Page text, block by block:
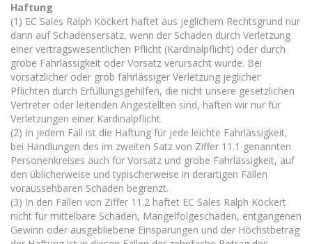
Haftung
(1) EC Sales Ralph Köckert haftet aus jeglichem Rechtsgrund nur
dann auf Schadensersatz, wenn der Schaden durch Verletzung
einer vertragswesentlichen Pflicht (Kardinalpflicht) oder durch
grobe Fahrlässigkeit oder Vorsatz verursacht wurde. Bei
vorsätzlicher oder grob fahrlässiger Verletzung jeglicher
Pflichten durch Erfüllungsgehilfen, die nicht unsere gesetzlichen
Vertreter oder leitenden Angestellten sind, haften wir nur für
Verletzungen einer Kardinalpflicht.
(2) In jedem Fall ist die Haftung für jede leichte Fahrlässigkeit,
bei Handlungen des im zweiten Satz von Ziffer 11.1 genannten
Personenkreises auch für Vorsatz und grobe Fahrlässigkeit, auf
den üblicherweise und typischerweise in derartigen Fällen
voraussehbaren Schaden begrenzt.
(3) In den Fällen von Ziffer 11.2 haftet EC Sales Ralph Köckert
nicht für mittelbare Schäden, Mangelfolgeschäden, entgangenen
Gewinn oder ausgebliebene Einsparungen und der Höchstbetrag